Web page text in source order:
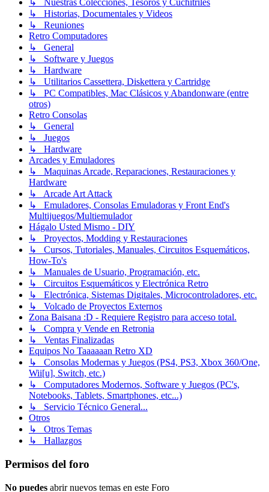
↳ Nuestras Colecciones, Tesoros y Cuchitriles
↳ Historias, Documentales y Videos
↳ Reuniones
Retro Computadores
↳ General
↳ Software y Juegos
↳ Hardware
↳ Utilitarios Cassettera, Diskettera y Cartridge
↳ PC Compatibles, Mac Clásicos y Abandonware (entre
otros)
Retro Consolas
↳ General
↳ Juegos
↳ Hardware
Arcades y Emuladores
↳ Maquinas Arcade, Reparaciones, Restauraciones y
Hardware
↳ Arcade Art Attack
↳ Emuladores, Consolas Emuladoras y Front End's
Multijuegos/Multiemulador
Hágalo Usted Mismo - DIY
↳ Proyectos, Modding y Restauraciones
↳ Cursos, Tutoriales, Manuales, Circuitos Esquemáticos,
How-To's
↳ Manuales de Usuario, Programación, etc.
↳ Circuitos Esquemáticos y Electrónica Retro
↳ Electrónica, Sistemas Digitales, Microcontroladores, etc.
↳ Volcado de Proyectos Externos
Zona Baisana :D - Requiere Registro para acceso total.
↳ Compra y Vende en Retronia
↳ Ventas Finalizadas
Equipos No Taaaaaan Retro XD
↳ Consolas Modernas y Juegos (PS4, PS3, Xbox 360/One,
Wii[u], Switch, etc.)
↳ Computadores Modernos, Software y Juegos (PC's,
Notebooks, Tablets, Smartphones, etc...)
↳ Servicio Técnico General...
Otros
↳ Otros Temas
↳ Hallazgos
Permisos del foro
No puedes abrir nuevos temas en este Foro